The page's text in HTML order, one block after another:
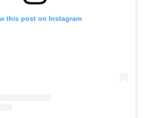
this post on Instagram